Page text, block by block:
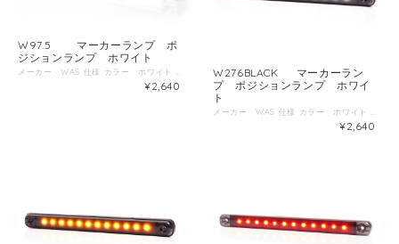
W97.5 マーカーランプ ポ
ジションランプ ホワイト
¥2,640
W276BLACK マーカーラン
プ ポジションランプ ホワイ
ト
メーカー WAS 仕様 カラー ホワイト 電圧 12V～24V 防塵防水規格 IP6K/9K ECE国際認証 E20 サイズ 幅238ｍｍ 高さ20.6ｍｍ 厚み10.4ｍｍ
¥2,640